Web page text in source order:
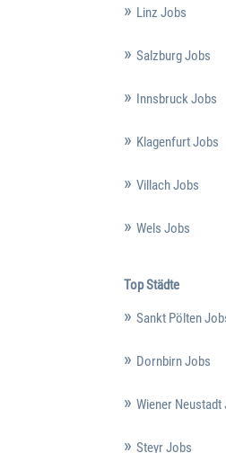
Linz Jobs
Salzburg Jobs
Innsbruck Jobs
Klagenfurt Jobs
Villach Jobs
Wels Jobs
Top Städte
Sankt Pölten
Dornbirn Jobs
Wiener Neustadt
Steyr Jobs